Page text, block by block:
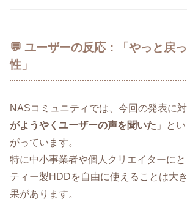
💬 ユーザーの反応：「やっと戻
性」
NASコミュニティでは、今回の発表に対
がようやくユーザーの声を聞いた 」と
がっています。
特に中小事業者や個人クリエイターに
ティー製HDDを自由に使えることは大
果があります。